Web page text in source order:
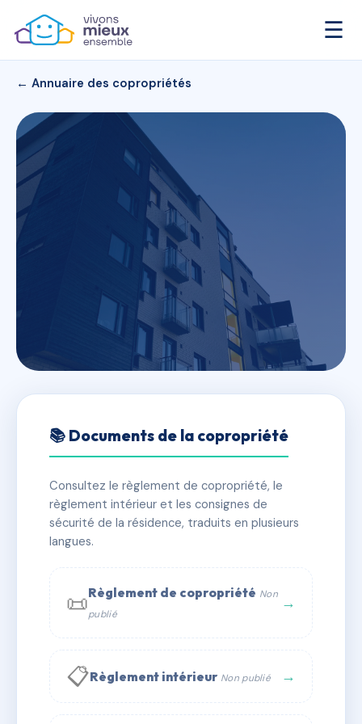
☰
← Annuaire des copropriétés
MANOIR DE CLUNY
PLATEAU FOFO EST 97233 SCHOELCHER
✓ Immatriculée 🏠 26 lots 🏗 1 bâtiment(s)
✉ Email
📚 Documents de la copropriété
Consultez le règlement de copropriété, le
règlement intérieur et les consignes de
sécurité de la résidence, traduits en plusieurs
langues.
📜Règlement de copropriété Non
publié
→
📋Règlement intérieur Non publié →